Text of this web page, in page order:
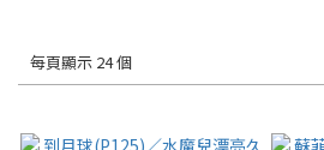
每頁顯示 24 個